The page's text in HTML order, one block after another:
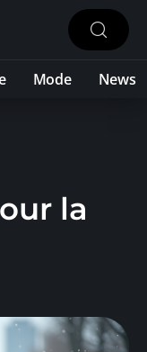
Mode News
la